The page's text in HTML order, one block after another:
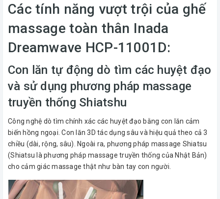
Các tính năng vượt trội của ghế
massage toàn thân Inada
Dreamwave HCP-11001D:
Con lăn tự động dò tìm các huyệt đạo
và sử dụng phương pháp massage
truyền thống Shiatshu
Công nghệ dò tìm chính xác các huyệt đạo bằng con lăn cảm
biến hồng ngoại. Con lăn 3D tác dụng sâu và hiệu quả theo cả 3
chiều (dài, rộng, sâu). Ngoài ra, phương pháp massage Shiatsu
(Shiatsu là phương pháp massage truyền thống của Nhật Bản)
cho cảm giác massage thật như bàn tay con người.